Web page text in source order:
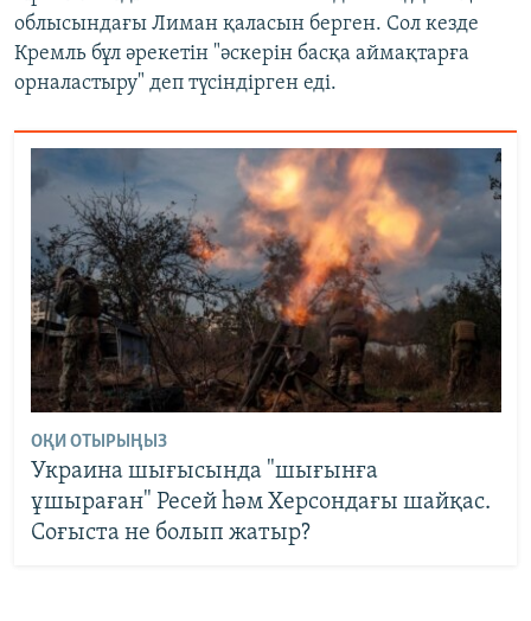
облысындағы Лиман қаласын берген. Сол кезде
Кремль бұл әрекетін "әскерін басқа аймақтарға
орналастыру" деп түсіндірген еді.
ОҚИ ОТЫРЫҢЫЗ
Украина шығысында "шығынға
ұшыраған" Ресей һәм Херсондағы шайқас.
Соғыста не болып жатыр?